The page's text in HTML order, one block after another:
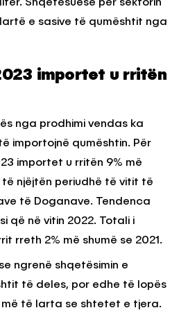
Shqetësuese për sektorin
e sasive të qumështit nga
importet u rritën
nga prodhimi vendas ka
importojnë qumështin. Për
importet u rritën 9% më
të njëjtën periudhë të vitit të
të Doganave. Tendenca
që në vitin 2022. Totali i
rreth 2% më shumë se 2021.
ngrenë shqetësimin e
të deles, por edhe të lopës
më të larta se shtetet e tjera.